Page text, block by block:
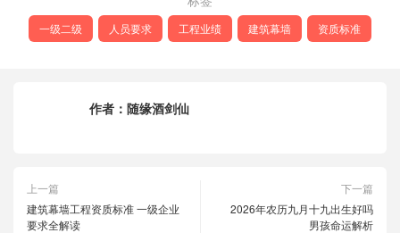
一级二级 人员要求 工程业绩 建筑幕墙 资质标准
作者： 随缘酒剑仙
上一篇
建筑幕墙工程资质标准 一级企业
要求全解读
下一篇
2026年农历九月十九出生好吗
男孩命运解析